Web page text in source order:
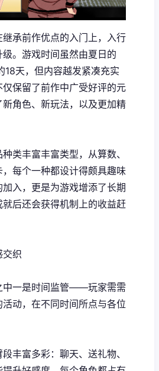
继承前作优点的入门上，入行
。游戏时间虽然由夏日的
18天，但内容越发紧凑充实
仅保留了前作中广受好评的元
角色、新玩法​​，以及更加精
类丰富丰富类型，从算数、
每个一种都设计得颇具趣味
入​​，更是为游戏增添了长期
后还会获得机制上的收益赶
交织
中一是时间监管——玩家需需
动，在不同时间所点与各位
丰富多彩​​：聊天、送礼物、